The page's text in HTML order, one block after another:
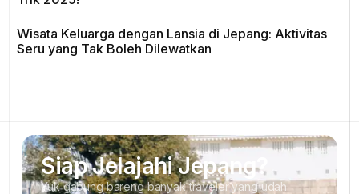
Wisata Keluarga dengan Lansia di Jepang: Aktivitas
Seru yang Tak Boleh Dilewatkan
Siap Jelajahi Jepang?
Yuk gabung bareng banyak traveler yang udah